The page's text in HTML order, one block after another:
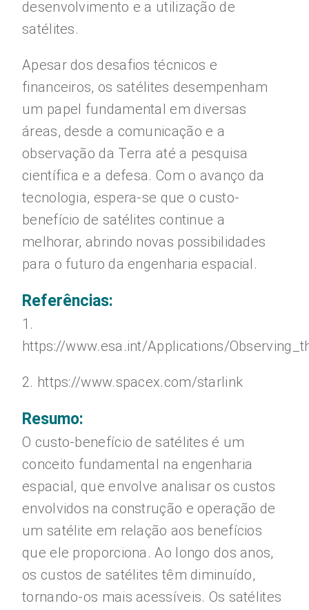
desenvolvimento e a utilização de
satélites.
Apesar dos desafios técnicos e
financeiros, os satélites desempenham
um papel fundamental em diversas
áreas, desde a comunicação e a
observação da Terra até a pesquisa
científica e a defesa. Com o avanço da
tecnologia, espera-se que o custo-
benefício de satélites continue a
melhorar, abrindo novas possibilidades
para o futuro da engenharia espacial.
Referências:
1.
https://www.esa.int/Applications/
2. https://www.spacex.com/starlink
Resumo:
O custo-benefício de satélites é um
conceito fundamental na engenharia
espacial, que envolve analisar os custos
envolvidos na construção e operação de
um satélite em relação aos benefícios
que ele proporciona. Ao longo dos anos,
os custos de satélites têm diminuído,
tornando-os mais acessíveis. Os satélites